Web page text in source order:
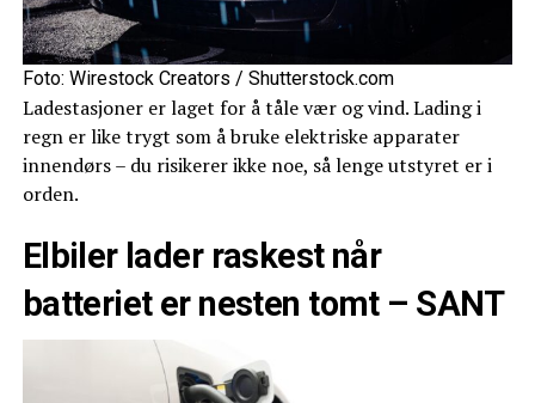
Foto: Wirestock Creators / Shutterstock.com
Ladestasjoner er laget for å tåle vær og vind. Lading i
regn er like trygt som å bruke elektriske apparater
innendørs – du risikerer ikke noe, så lenge utstyret er i
orden.
Elbiler lader raskest når
batteriet er nesten tomt – SANT